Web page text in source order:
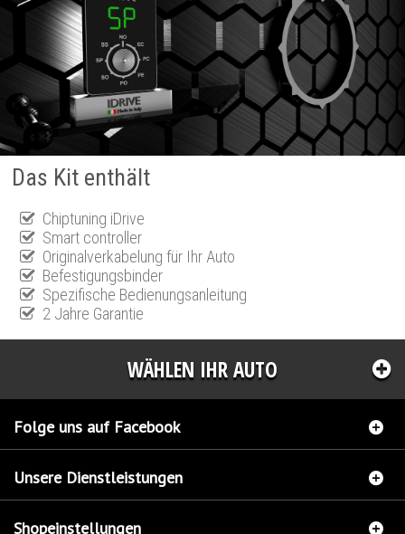
Das Kit enthält
Chiptuning iDrive
Smart controller
Originalverkabelung für Ihr Auto
Befestigungsbinder
Spezifische Bedienungsanleitung
2 Jahre Garantie
WÄHLEN IHR AUTO
Folge uns auf Facebook
Unsere Dienstleistungen
Shopeinstellungen